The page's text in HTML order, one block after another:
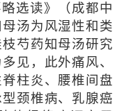
选读》（成都中
汤为风湿性和类
芍药知母汤研究
见，此外痛风、
柱炎、腰椎间盘
颈椎病、乳腺癌